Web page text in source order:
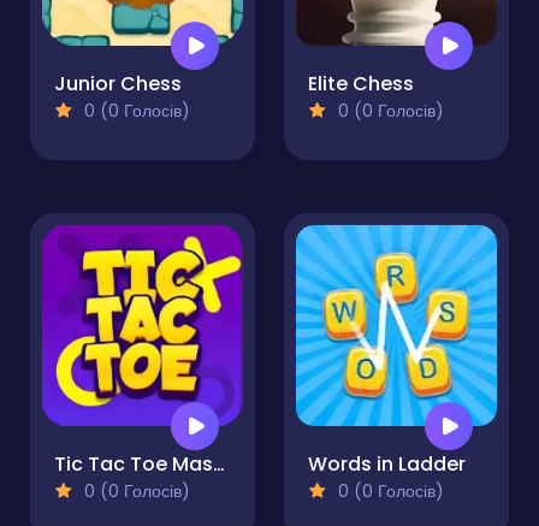
Junior Chess
0 (0 Голосів)
Elite Chess
0 (0 Голосів)
Tic Tac Toe Mastermind
0 (0 Голосів)
Words in Ladder
0 (0 Голосів)